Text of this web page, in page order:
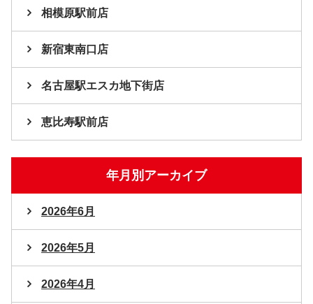
相模原駅前店
新宿東南口店
名古屋駅エスカ地下街店
恵比寿駅前店
年月別アーカイブ
2026年6月
2026年5月
2026年4月